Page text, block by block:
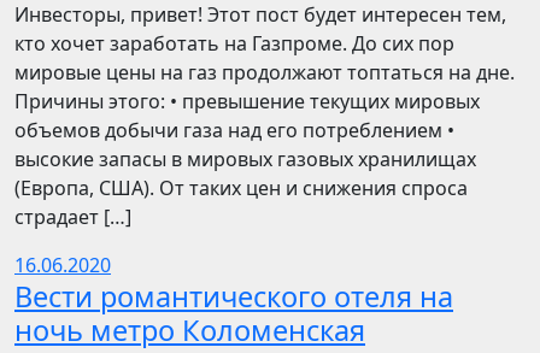
Инвесторы, привет! Этот пост будет интересен тем,
кто хочет заработать на Газпроме. До сих пор
мировые цены на газ продолжают топтаться на дне.
Причины этого: • превышение текущих мировых
объемов добычи газа над его потреблением •
высокие запасы в мировых газовых хранилищах
(Европа, США). От таких цен и снижения спроса
страдает […]
16.06.2020
Вести романтического отеля на
ночь метро Коломенская